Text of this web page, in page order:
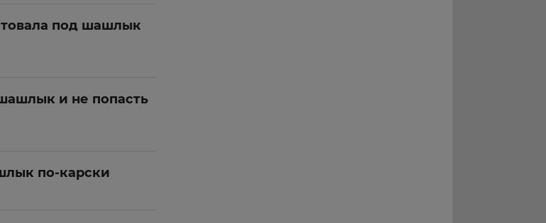
под шашлык
и не попасть
по-карски